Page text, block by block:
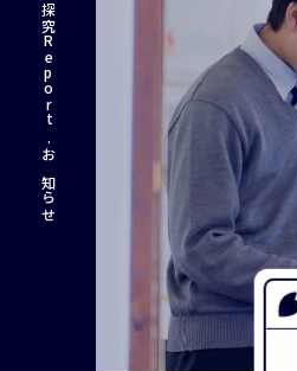
FOR
入試情報
よくある質問
探究Report. お知らせ